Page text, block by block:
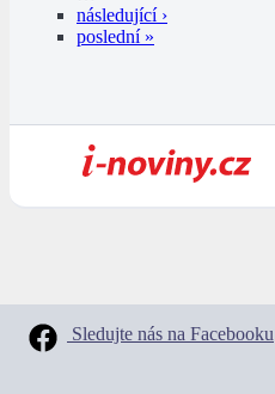
následující ›
poslední »
Sledujte nás na Facebooku